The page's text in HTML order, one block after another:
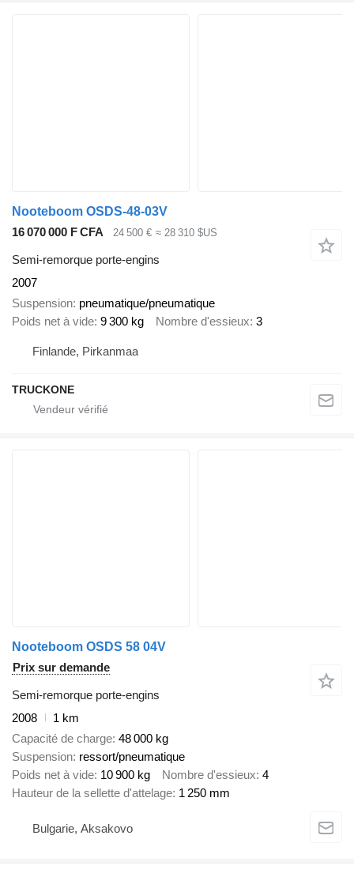
Nooteboom OSDS-48-03V
16 070 000 F CFA
24 500 € ≈ 28 310 $US
Semi-remorque porte-engins
2007
Suspension pneumatique/pneumatique
Poids net à vide 9 300 kg Nombre d'essieux 3
Finlande, Pirkanmaa
TRUCKONE
Nooteboom OSDS 58 04V
Prix sur demande
Semi-remorque porte-engins
2008
1 km
Capacité de charge 48 000 kg
Suspension ressort/pneumatique
Poids net à vide 10 900 kg Nombre d'essieux 4
Hauteur de la sellette d'attelage 1 250 mm
Bulgarie, Aksakovo